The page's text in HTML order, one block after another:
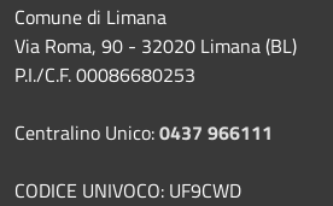
Comune di Limana
Via Roma, 90 - 32020 Limana (BL)
P.I./C.F. 00086680253
Centralino Unico:0437 966111
CODICE UNIVOCO: UF9CWD